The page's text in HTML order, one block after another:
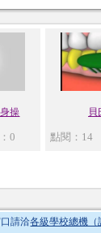
操
0
貝
點閱：14
請洽各級學校總機（